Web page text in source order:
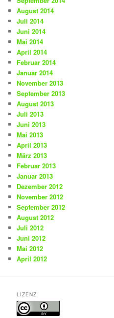
August 2014
Juli 2014
Juni 2014
Mai 2014
April 2014
Februar 2014
Januar 2014
November 2013
September 2013
August 2013
Juli 2013
Juni 2013
Mai 2013
April 2013
März 2013
Februar 2013
Januar 2013
Dezember 2012
November 2012
September 2012
August 2012
Juli 2012
Juni 2012
Mai 2012
April 2012
LIZENZ